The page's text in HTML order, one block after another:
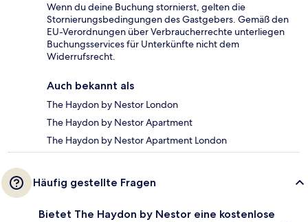
Wenn du deine Buchung stornierst, gelten die
Stornierungsbedingungen des Gastgebers. Gemäß den
EU-Verordnungen über Verbraucherrechte unterliegen
Buchungsservices für Unterkünfte nicht dem
Widerrufsrecht.
Auch bekannt als
The Haydon by Nestor London
The Haydon by Nestor Apartment
The Haydon by Nestor Apartment London
Häufig gestellte Fragen
Bietet The Haydon by Nestor eine kostenlose